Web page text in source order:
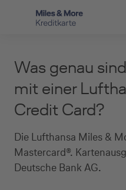
Direkt zur
Direkt zum
Selbstständige
Unternehmen
Service
Häufige Fragen
Miles & More Programm
Kreditkarte empfehlen
Was genau
mit einer
Credit Card?
Die Lufthansa Miles &
Mastercard®.
Deutsche Bank AG.